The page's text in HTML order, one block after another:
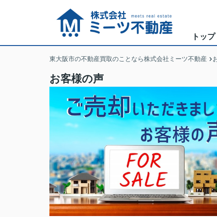
トップ
東大阪市の不動産買取のことなら株式会社ミーツ不動産
お客様の声